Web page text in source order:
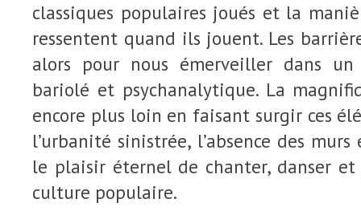
classiques populaires joués et la
ressentent quand ils jouent. Les
alors pour nous émerveiller dans
bariolé et psychanalytique. La
encore plus loin en faisant surgir ces
l’urbanité sinistrée, l’absence des
le plaisir éternel de chanter, danser et
culture populaire.